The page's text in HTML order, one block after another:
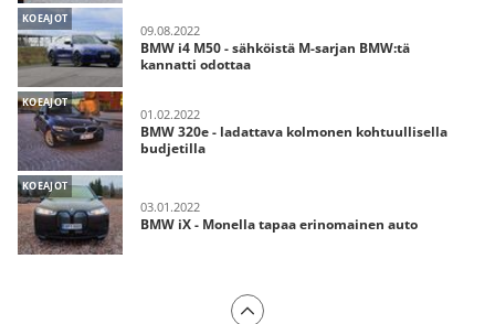
KOEAJOT
09.08.2022
BMW i4 M50 - sähköistä M-sarjan BMW:tä
kannatti odottaa
KOEAJOT
01.02.2022
BMW 320e - ladattava kolmonen kohtuullisella
budjetilla
KOEAJOT
03.01.2022
BMW iX - Monella tapaa erinomainen auto